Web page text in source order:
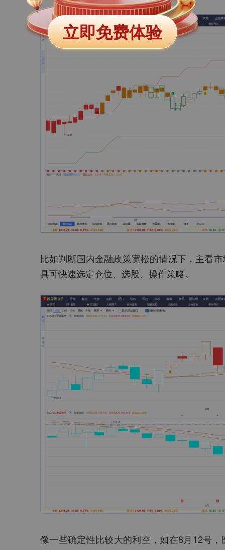
比如判断国内金融政策宽松的情况下，主看
具可快速选定仓位、选股、操作策略。
像一些确定性比较大的利空，如在8月12号
立即免费体验